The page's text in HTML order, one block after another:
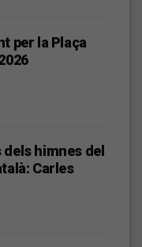
per la Plaça
dels himnes del
Carles